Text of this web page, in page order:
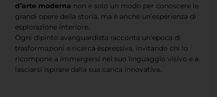
d’arte moderna non è solo un modo per conoscere le
grandi opere della storia, ma è anche un’esperienza di
esplorazione interiore.
Ogni dipinto avanguardista racconta un’epoca di
trasformazioni e ricerca espressiva, invitando chi lo
ricompone a immergersi nel suo linguaggio visivo e a
lasciarsi ispirare dalla sua carica innovativa.